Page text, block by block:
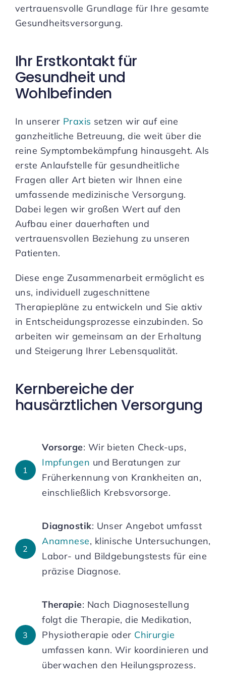
vertrauensvolle Grundlage für Ihre gesamte
Gesundheitsversorgung.
Ihr Erstkontakt für
Gesundheit und
Wohlbefinden
In unserer Praxis setzen wir auf eine
ganzheitliche Betreuung, die weit über die
reine Symptombekämpfung hinausgeht. Als
erste Anlaufstelle für gesundheitliche
Fragen aller Art bieten wir Ihnen eine
umfassende medizinische Versorgung.
Dabei legen wir großen Wert auf den
Aufbau einer dauerhaften und
vertrauensvollen Beziehung zu unseren
Patienten.
Diese enge Zusammenarbeit ermöglicht es
uns, individuell zugeschnittene
Therapiepläne zu entwickeln und Sie aktiv
in Entscheidungsprozesse einzubinden. So
arbeiten wir gemeinsam an der Erhaltung
und Steigerung Ihrer Lebensqualität.
Kernbereiche der
hausärztlichen Versorgung
1
Vorsorge: Wir bieten Check-ups,
Impfungen und Beratungen zur
Früherkennung von Krankheiten an,
einschließlich Krebsvorsorge.
2
Diagnostik: Unser Angebot umfasst
Anamnese, klinische Untersuchungen,
Labor- und Bildgebungstests für eine
präzise Diagnose.
3
Therapie: Nach Diagnosestellung
folgt die Therapie, die Medikation,
Physiotherapie oder Chirurgie
umfassen kann. Wir koordinieren und
überwachen den Heilungsprozess.